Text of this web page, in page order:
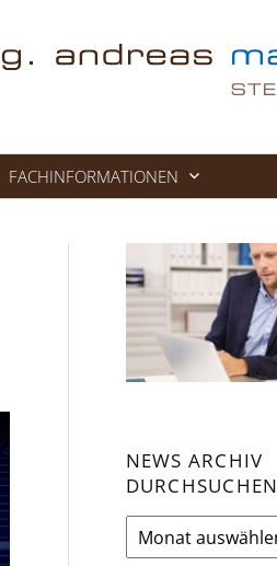
FACHINFORMATIONEN
NEWS ARCHIV
DURCHSUCHEN
News
Archiv